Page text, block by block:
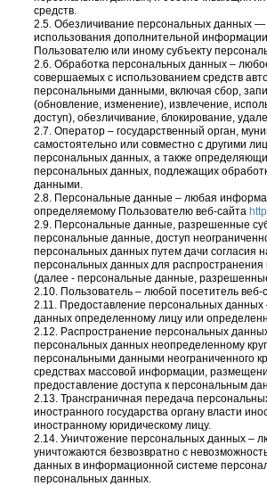
средств.
2.5. Обезличивание персональных данных —
использования дополнительной
Пользователю или иному субъекту
2.6. Обработка персональных данных –
совершаемых с использованием средств
персональными данными, включая сбор,
(обновление, изменение), извлечение,
доступ), обезличивание, блокирование,
2.7. Оператор – государственный орган,
самостоятельно или совместно с другими
персональных данных, а также
персональных данных, подлежащих
данными.
2.8. Персональные данные – любая
определяемому Пользователю веб-сайта
2.9. Персональные данные, разрешенные
персональные данные, доступ
персональных данных путем дачи согласия
персональных данных для
(далее - персональные данные,
2.10. Пользователь – любой посетитель веб-
2.11. Предоставление персональных
данных определенному лицу или
2.12. Распространение персональных
персональных данных неопределенному
персональными данными неограниченного
средствах массовой информации,
предоставление доступа к персональным
2.13. Трансграничная передача
иностранного государства органу власти
иностранному юридическому лицу.
2.14. Уничтожение персональных данных –
уничтожаются безвозвратно с
данных в информационной системе
персональных данных.